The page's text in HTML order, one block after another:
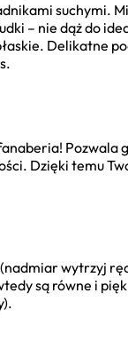
suchymi.
– nie dąż do
Delikatne
Pozwala
Dzięki temu
wytrzyj
są równe i